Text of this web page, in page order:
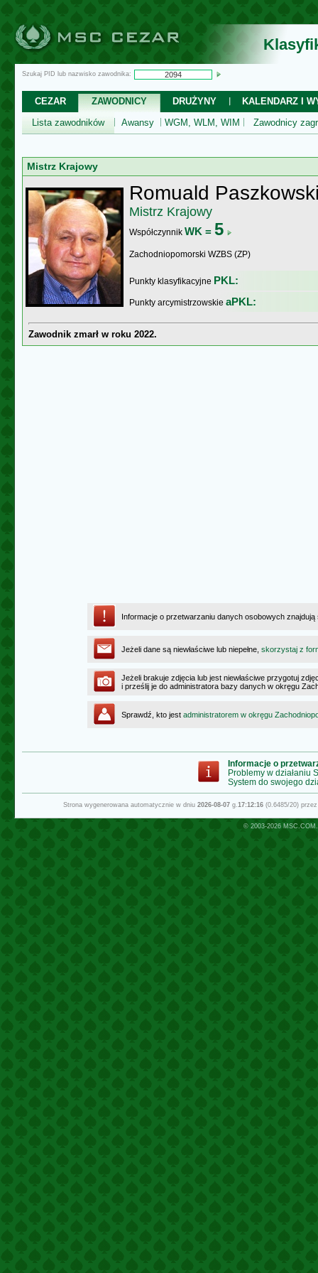
Szukaj PID lub nazwisko zawodnika:
CEZAR ZAWODNICY DRUŻYNY
KALENDARZ I
Lista zawodników
Awansy WGM, WLM, WIM Zawodnicy
Mistrz Krajowy
Romuald
Mistrz Krajowy
Współczynnik WK = 5
Zachodniopomorski WZBS (ZP)
Punkty klasyfikacyjne PKL:
Punkty arcymistrzowskie aPKL:
Zawodnik zmarł w roku 2022.
Informacje o przetwarzaniu danych osobowych
Jeżeli dane są niewłaściwe lub niepełne, skorzystaj z
Jeżeli brakuje zdjęcia lub jest niewłaściwe przygotuj
i prześlij je do administratora bazy danych w okręgu
Sprawdź, kto jest administratorem w okręgu
Informacje o
Problemy w działaniu
System do swojego
Strona wygenerowana automatycznie w dniu 2026-08-07g.17:12:16(0.6485/20)
© 2003-2026